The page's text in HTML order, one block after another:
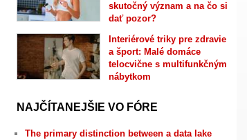
skutočný význam a na čo si
dať pozor?
Interiérové triky pre zdravie
a šport: Malé domáce
telocvične s multifunkčným
nábytkom
NAJČÍTANEJŠIE VO FÓRE
The primary distinction between a data lake